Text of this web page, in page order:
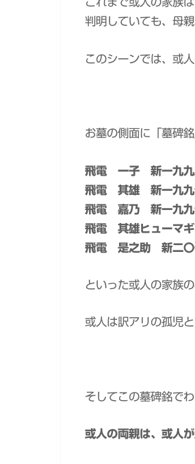
判明していても、母
このシーンでは、或
お墓の側面に「墓碑
飛電 一子 新一九九
飛電 其雄 新一九九
飛電 嘉乃 新一九九
飛電 其雄ヒューマ
飛電 是之助 新二〇
といった或人の家族
或人は訳アリの孤児
そしてこの墓碑銘で
或人の両親は、或人